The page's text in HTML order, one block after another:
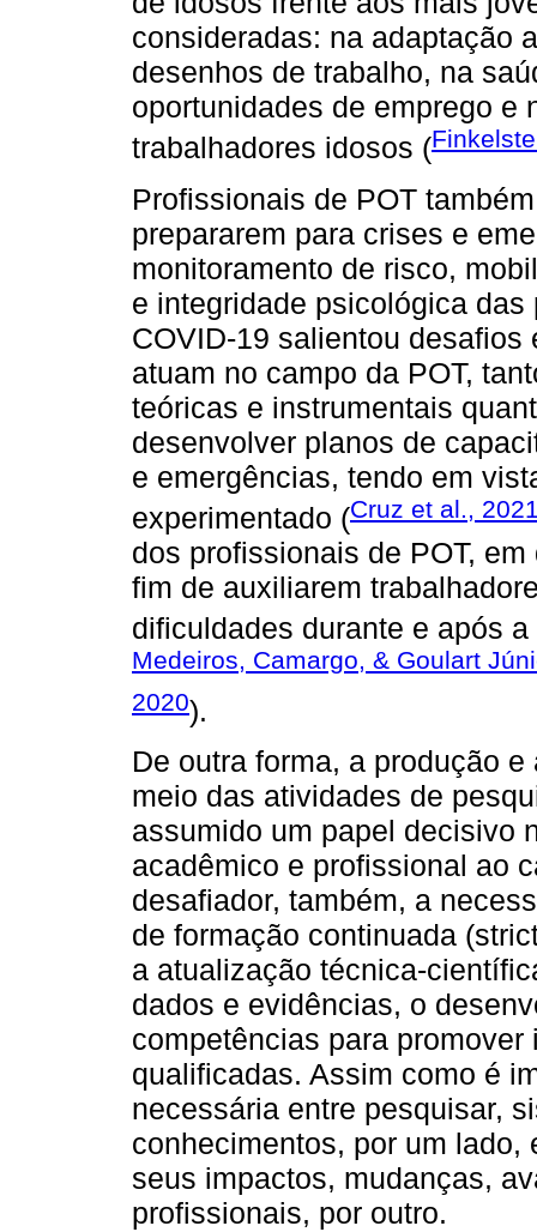
consideradas: na adaptação
desenhos de trabalho, na
oportunidades de emprego e
trabalhadores idosos (
Profissionais de POT
prepararem para crises e
monitoramento de risco,
e integridade psicológica
COVID-19 salientou
atuam no campo da POT,
teóricas e instrumentais
desenvolver planos de
e emergências, tendo em
experimentado (Cruz et al.,
dos profissionais de POT,
fim de auxiliarem
dificuldades durante e após
Medeiros, Camargo, & Goulart
2020).
De outra forma, a produção
meio das atividades de
assumido um papel decisivo
acadêmico e profissional ao
desafiador, também, a
de formação continuada
a atualização técnica-
dados e evidências, o
competências para
qualificadas. Assim como é
necessária entre pesquisar,
conhecimentos, por um
seus impactos, mudanças,
profissionais, por outro.